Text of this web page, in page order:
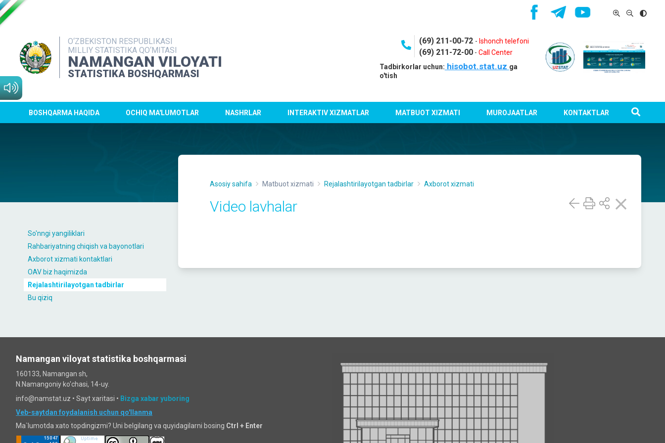
O‘ZBEKISTON RESPUBLIKASI
MILLIY STATISTIKA QO‘MITASI
NAMANGAN VILOYATI
STATISTIKA BOSHQARMASI
(69) 211-00-72 - Ishonch telefoni
(69) 211-72-00- Call Center
Tadbirkorlar uchun: hisobot.stat.uz ga
o'tish
BOSHQARMA HAQIDA OCHIQ MA'LUMOTLAR NASHRLAR INTERAKTIV XIZMATLAR MATBUOT XIZMATI MUROJAATLAR KONTAKTLAR
So'nngi yangiliklari
Rahbariyatning chiqish va bayonotlari
Axborot xizmati kontaktlari
OAV biz haqimizda
Rejalashtirilayotgan tadbirlar
Bu qiziq
Asosiy sahifa Matbuot xizmati Rejalashtirilayotgan tadbirlar Axborot xizmati
Video lavhalar
Namangan viloyat statistika boshqarmasi
160133, Namangan sh,
N.Namangoniy ko'chasi, 14-uy.
info@namstat.uz • Sayt xaritasi • Bizga xabar yuboring
Veb-saytdan foydalanish uchun qo'llanma
Ma`lumotda xato topdingizmi? Uni belgilang va quyidagilarni bosing Ctrl + Enter